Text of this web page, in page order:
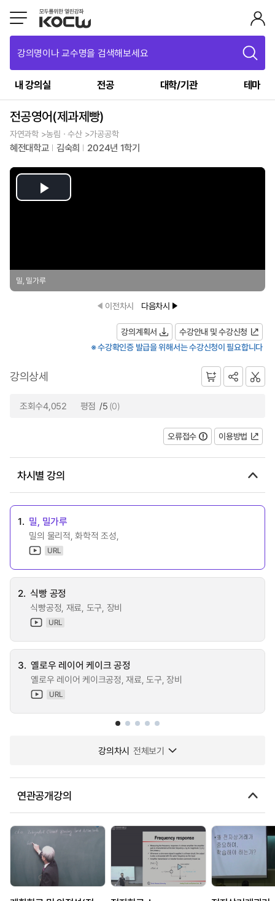
강의명이나 교수명을 검색해보세요
내 강의실 전공 대학/기관 테마
전공영어(제과제빵)
자연과학 >농림ㆍ수산 >가공공학
혜전대학교 김숙희 2024년 1학기
Play
밀, 밀가루
이전차시 다음차시
강의계획서
수강안내 및 수강신청
※ 수강확인증 발급을 위해서는 수강신청이 필요합니다
강의상세
조회수4,052 평점 /5 (0)
오류접수 이용방법
차시별 강의
1. 밀, 밀가루
밀의 물리적, 화학적 조성,
URL
2. 식빵 공정
식빵공정, 재료, 도구, 장비
URL
3. 옐로우 레이어 케이크 공정
옐로우 레이어 케이크공정, 재료, 도구, 장비
URL
강의차시 전체보기
연관공개강의